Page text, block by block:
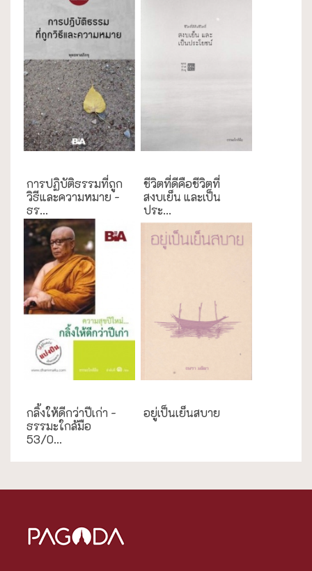
การปฏิบัติธรรมที่ถูก
วิธีและความหมาย -
ธร...
ชีวิตที่ดีคือชีวิตที่
สงบเย็น และเป็น
ประ...
กลิ้งให้ดีกว่าปีเก่า -
ธรรมะใกล้มือ
53/0...
อยู่เป็นเย็นสบาย